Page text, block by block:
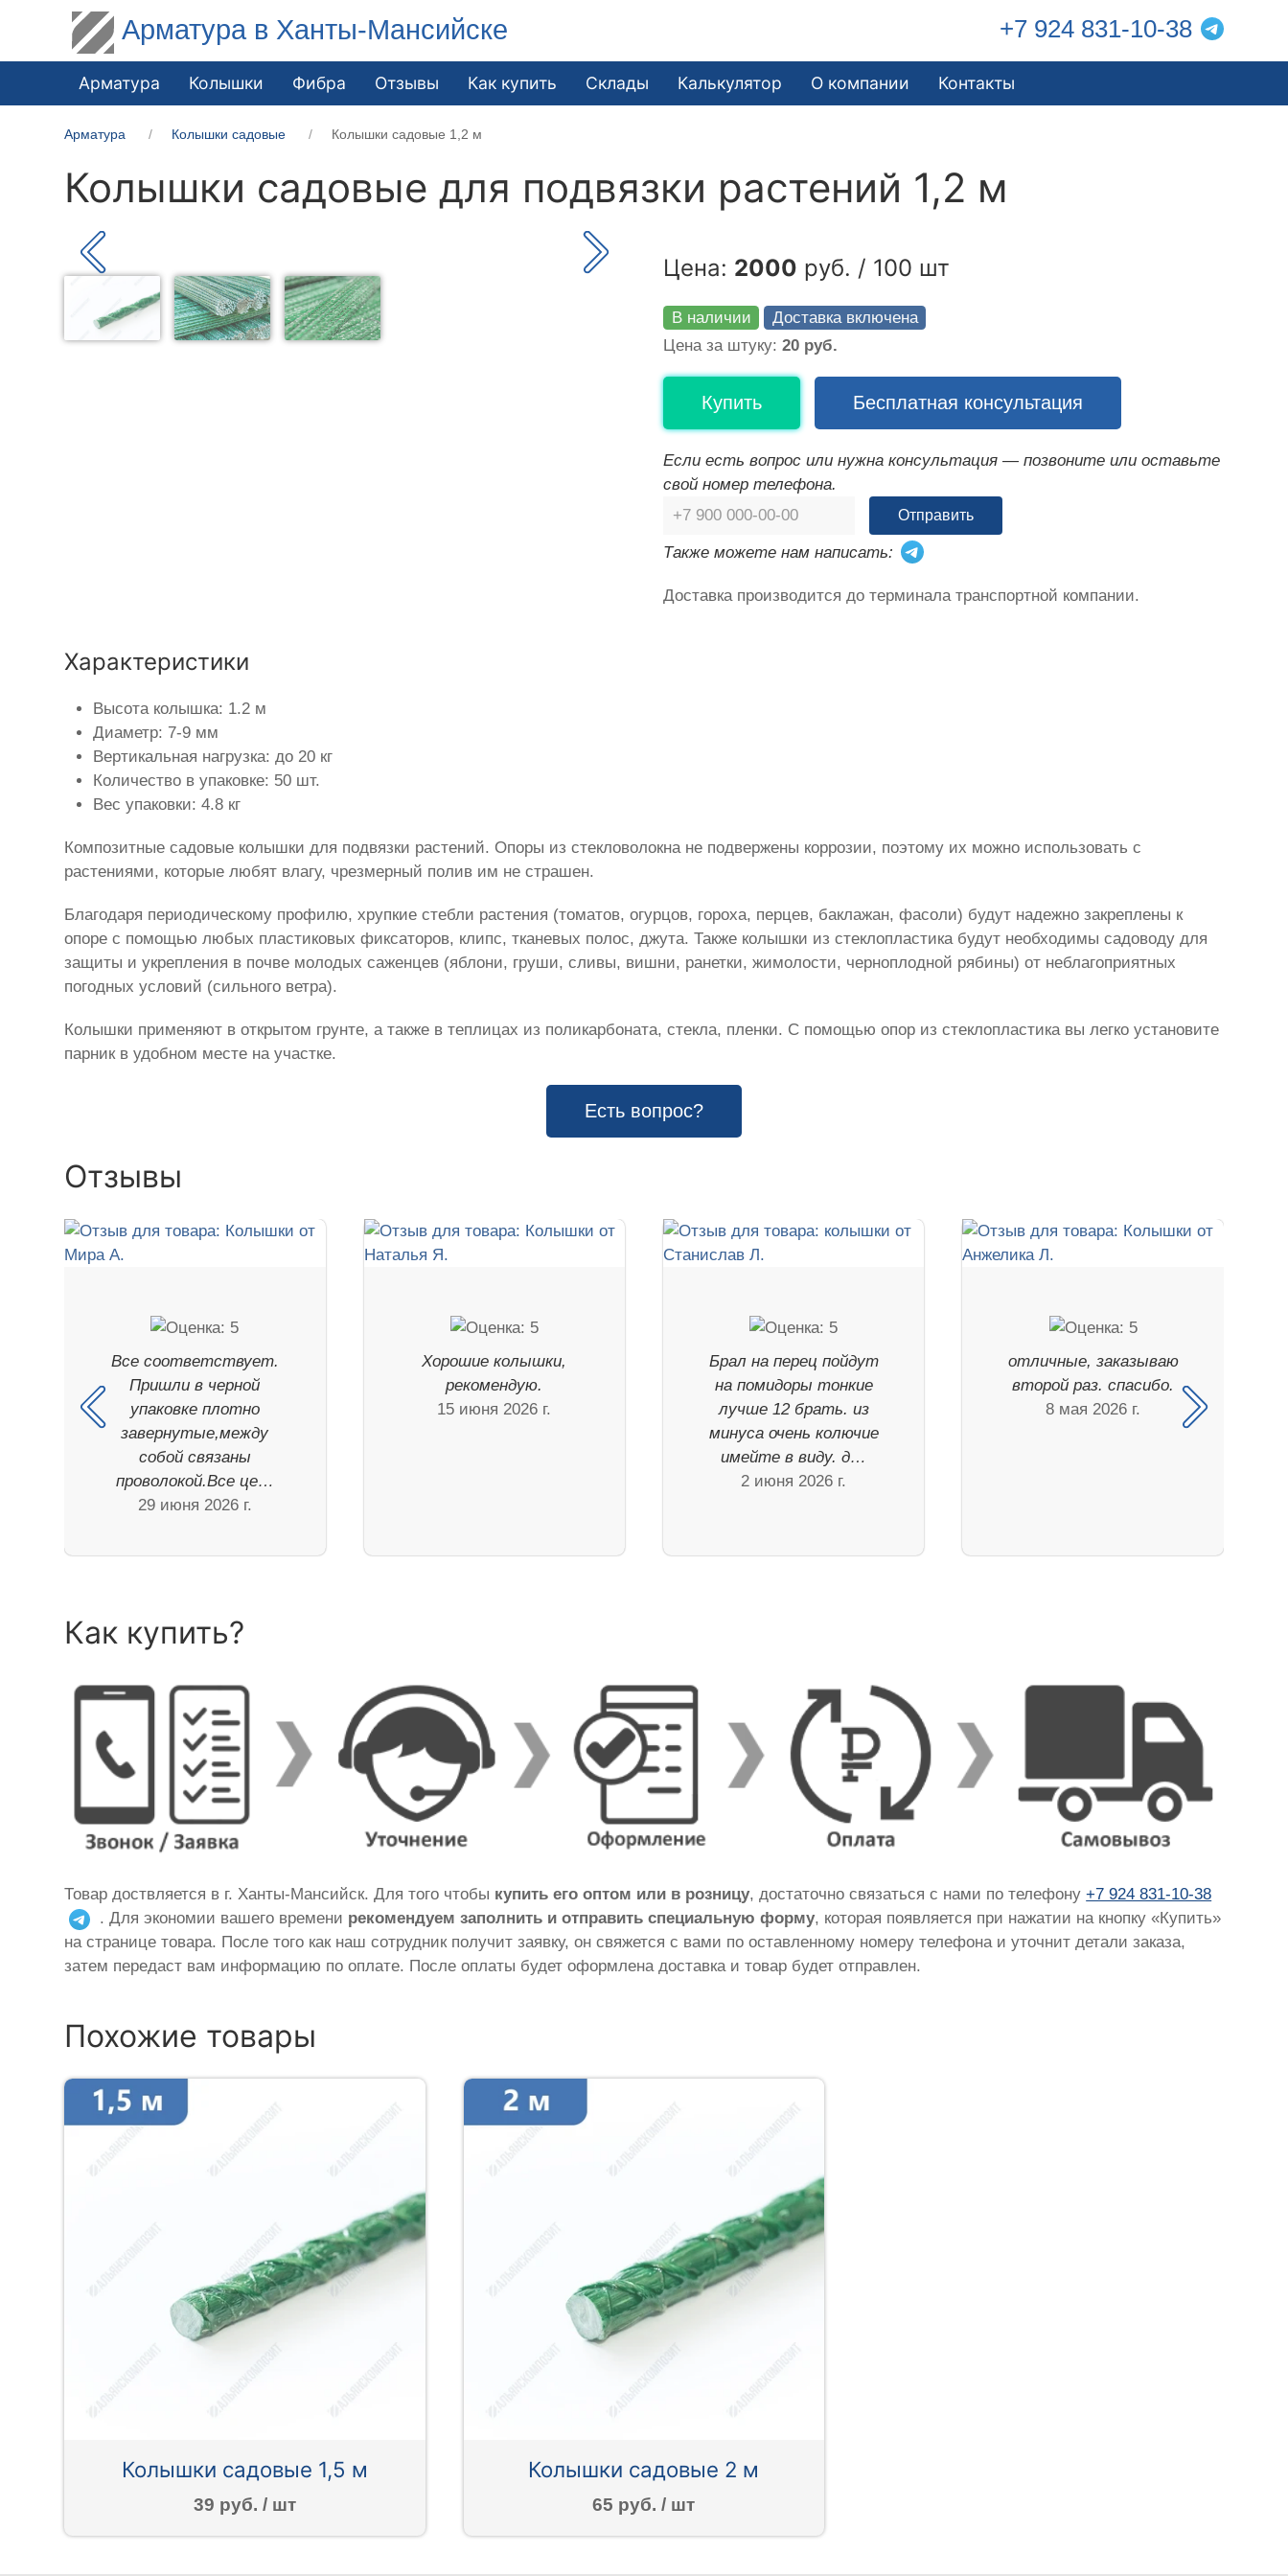
Арматура в Ханты-Мансийске +7 924 831-10-38
Арматура Колышки Фибра Отзывы Как купить Склады Калькулятор О компании Контакты
Арматура Колышки садовые Колышки садовые 1,2 м
Колышки садовые для подвязки растений 1,2 м
Цена: 2000 руб. / 100 шт
В наличии
Доставка включена
Цена за штуку: 20 руб.
Купить Бесплатная консультация
Если есть вопрос или нужна консультация — позвоните или оставьте
свой номер телефона.
Отправить
Также можете нам написать:
Доставка производится до терминала транспортной компании.
Характеристики
Высота колышка: 1.2 м
Диаметр: 7-9 мм
Вертикальная нагрузка: до 20 кг
Количество в упаковке: 50 шт.
Вес упаковки: 4.8 кг
Композитные садовые колышки для подвязки растений. Опоры из стекловолокна не подвержены коррозии, поэтому их можно использовать с
растениями, которые любят влагу, чрезмерный полив им не страшен.
Благодаря периодическому профилю, хрупкие стебли растения (томатов, огурцов, гороха, перцев, баклажан, фасоли) будут надежно закреплены к
опоре с помощью любых пластиковых фиксаторов, клипс, тканевых полос, джута. Также колышки из стеклопластика будут необходимы садоводу для
защиты и укрепления в почве молодых саженцев (яблони, груши, сливы, вишни, ранетки, жимолости, черноплодной рябины) от неблагоприятных
погодных условий (сильного ветра).
Колышки применяют в открытом грунте, а также в теплицах из поликарбоната, стекла, пленки. С помощью опор из стеклопластика вы легко установите
парник в удобном месте на участке.
Есть вопрос?
Отзывы
Все соответствует.
Пришли в черной
упаковке плотно
завернутые,между
собой связаны
проволокой.Все це…
29 июня 2026 г.
Хорошие колышки,
рекомендую.
15 июня 2026 г.
Брал на перец пойдут
на помидоры тонкие
лучше 12 брать. из
минуса очень колючие
имейте в виду. д…
2 июня 2026 г.
отличные, заказываю
второй раз. спасибо.
8 мая 2026 г.
Как купить?
Товар доствляется в г. Ханты-Мансийск. Для того чтобы купить его оптом или в розницу, достаточно связаться с нами по телефону+7 924 831-10-38
. Для экономии вашего времени рекомендуем заполнить и отправить специальную форму, которая появляется при нажатии на кнопку «Купить»
на странице товара. После того как наш сотрудник получит заявку, он свяжется с вами по оставленному номеру телефона и уточнит детали заказа,
затем передаст вам информацию по оплате. После оплаты будет оформлена доставка и товар будет отправлен.
Похожие товары
Колышки садовые 1,5 м
39 руб. / шт
Колышки садовые 2 м
65 руб. / шт